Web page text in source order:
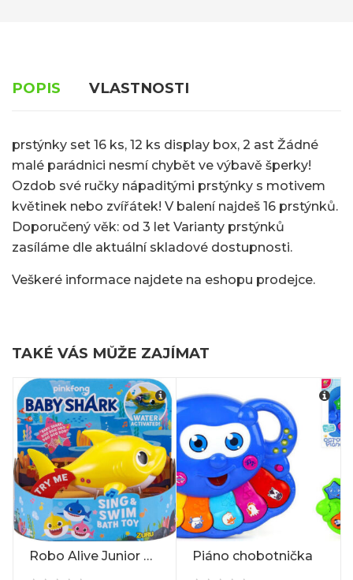
POPIS VLASTNOSTI
prstýnky set 16 ks, 12 ks display box, 2 ast Žádné
malé parádnici nesmí chybět ve výbavě šperky!
Ozdob své ručky nápaditými prstýnky s motivem
květinek nebo zvířátek! V balení najdeš 16 prstýnků.
Doporučený věk: od 3 let Varianty prstýnků
zasíláme dle aktuální skladové dostupnosti.
Veškeré informace najdete na eshopu prodejce.
TAKÉ VÁS MŮŽE ZAJÍMAT
Robo Alive Junior Robotic Baby Shark Piáno chobotnička